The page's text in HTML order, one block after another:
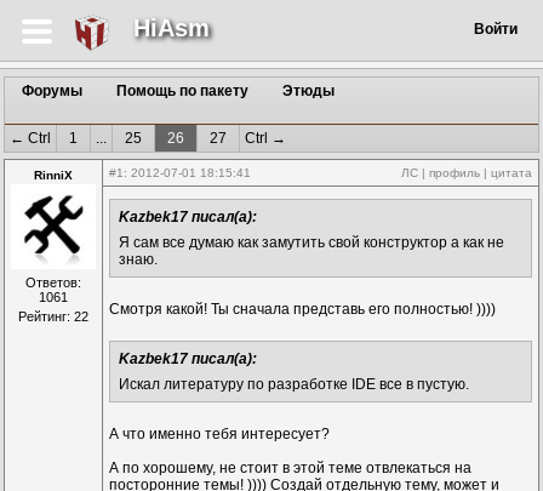
HiAsm Войти
Форумы Помощь по пакету Этюды
← Ctrl 1 ... 25 26 27 Ctrl →
RinniX
Ответов:
1061
Рейтинг: 22
#1 : 2012-07-01 18:15:41 ЛС | профиль | цитата
Kazbek17 писал(а):
Я сам все думаю как замутить свой конструктор а как не
знаю.
Смотря какой! Ты сначала представь его полностью! ))))
Kazbek17 писал(а):
Искал литературу по разработке IDE все в пустую.
А что именно тебя интересует?
А по хорошему, не стоит в этой теме отвлекаться на
посторонние темы! )))) Создай отдельную тему, может и